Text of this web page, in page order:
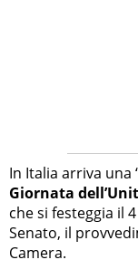
In Italia arriva una
Giornata
che si festeggia il
Senato, il
Camera.